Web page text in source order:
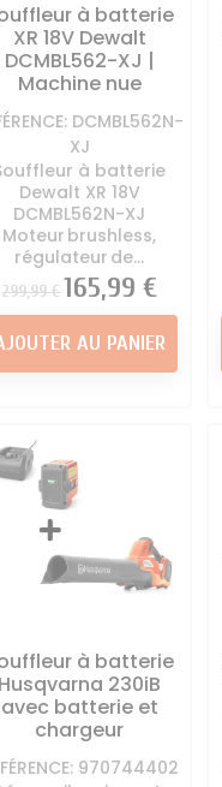
à batterie
XR 18V Dewalt
DCMBL562-XJ |
Machine nue
DCMBL562N-
XJ
à batterie
Dewalt XR 18V
DCMBL562N-XJ
Moteur brushless,
régulateur de...
Prix
299,99 €Prix
165,99 €
AU PANIER
à batterie
230iB
avec batterie et
chargeur
970744402